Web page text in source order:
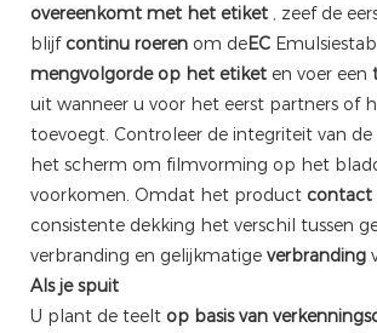
overeenkomt met het etiket , zeef de
blijfcontinu roeren om deEC
mengvolgorde op het etiket en voer een
uit wanneer u voor het eerst partners of
toevoegt. Controleer de integriteit van
het scherm om filmvorming op het
voorkomen. Omdat het product contact
consistente dekking het verschil tussen
verbranding en gelijkmatige verbranding
Als je spuit
U plant de teelt op basis van